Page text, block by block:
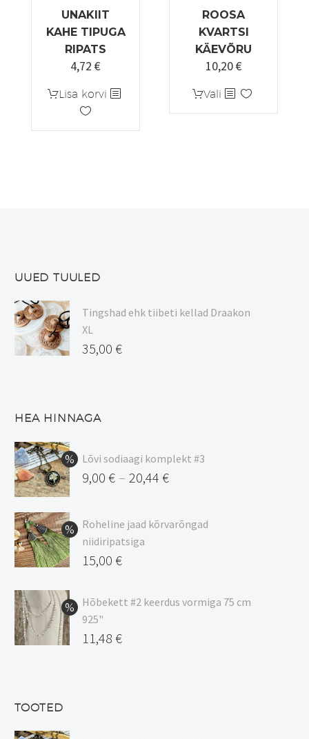
UNAKIIT
KAHE TIPUGA
RIPATS
Algne
oli:
5,90 €.
4,72 €Praegune
on:
Lisa korvi
ROOSA
KVARTSI
KÄEVÕRU
Algne
oli:
12,00 €.
10,20€Praegune
on:
10,20 €.
Vali Sellel
tootel
UUED TUULED
Tingshad ehk tiibeti kellad Draakon
XL
35,00 €
HEA HINNAGA
Lõvi sodiaagi komplekt #3
9,00 € – 20,44 €
9,00 €
kuni
20,44 €
Roheline jaad kõrvarõngad
niidiripatsiga
Algne
oli:
17,00 €.
15,00 €
hind
on:
15,00 €.
Hõbekett #2 keerdus vormiga 75 cm
925"
Algne
11,48 €
TOOTED